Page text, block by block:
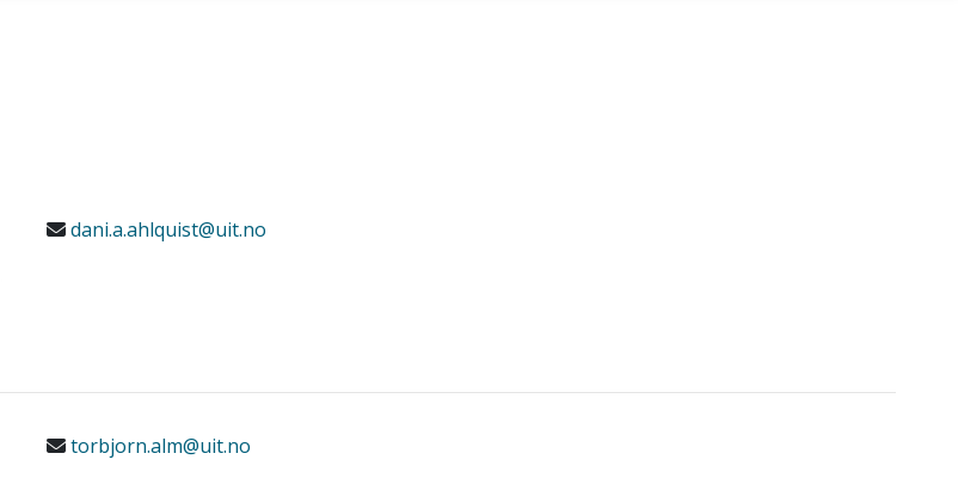
dani.a.ahlquist@uit.no
torbjorn.alm@uit.no